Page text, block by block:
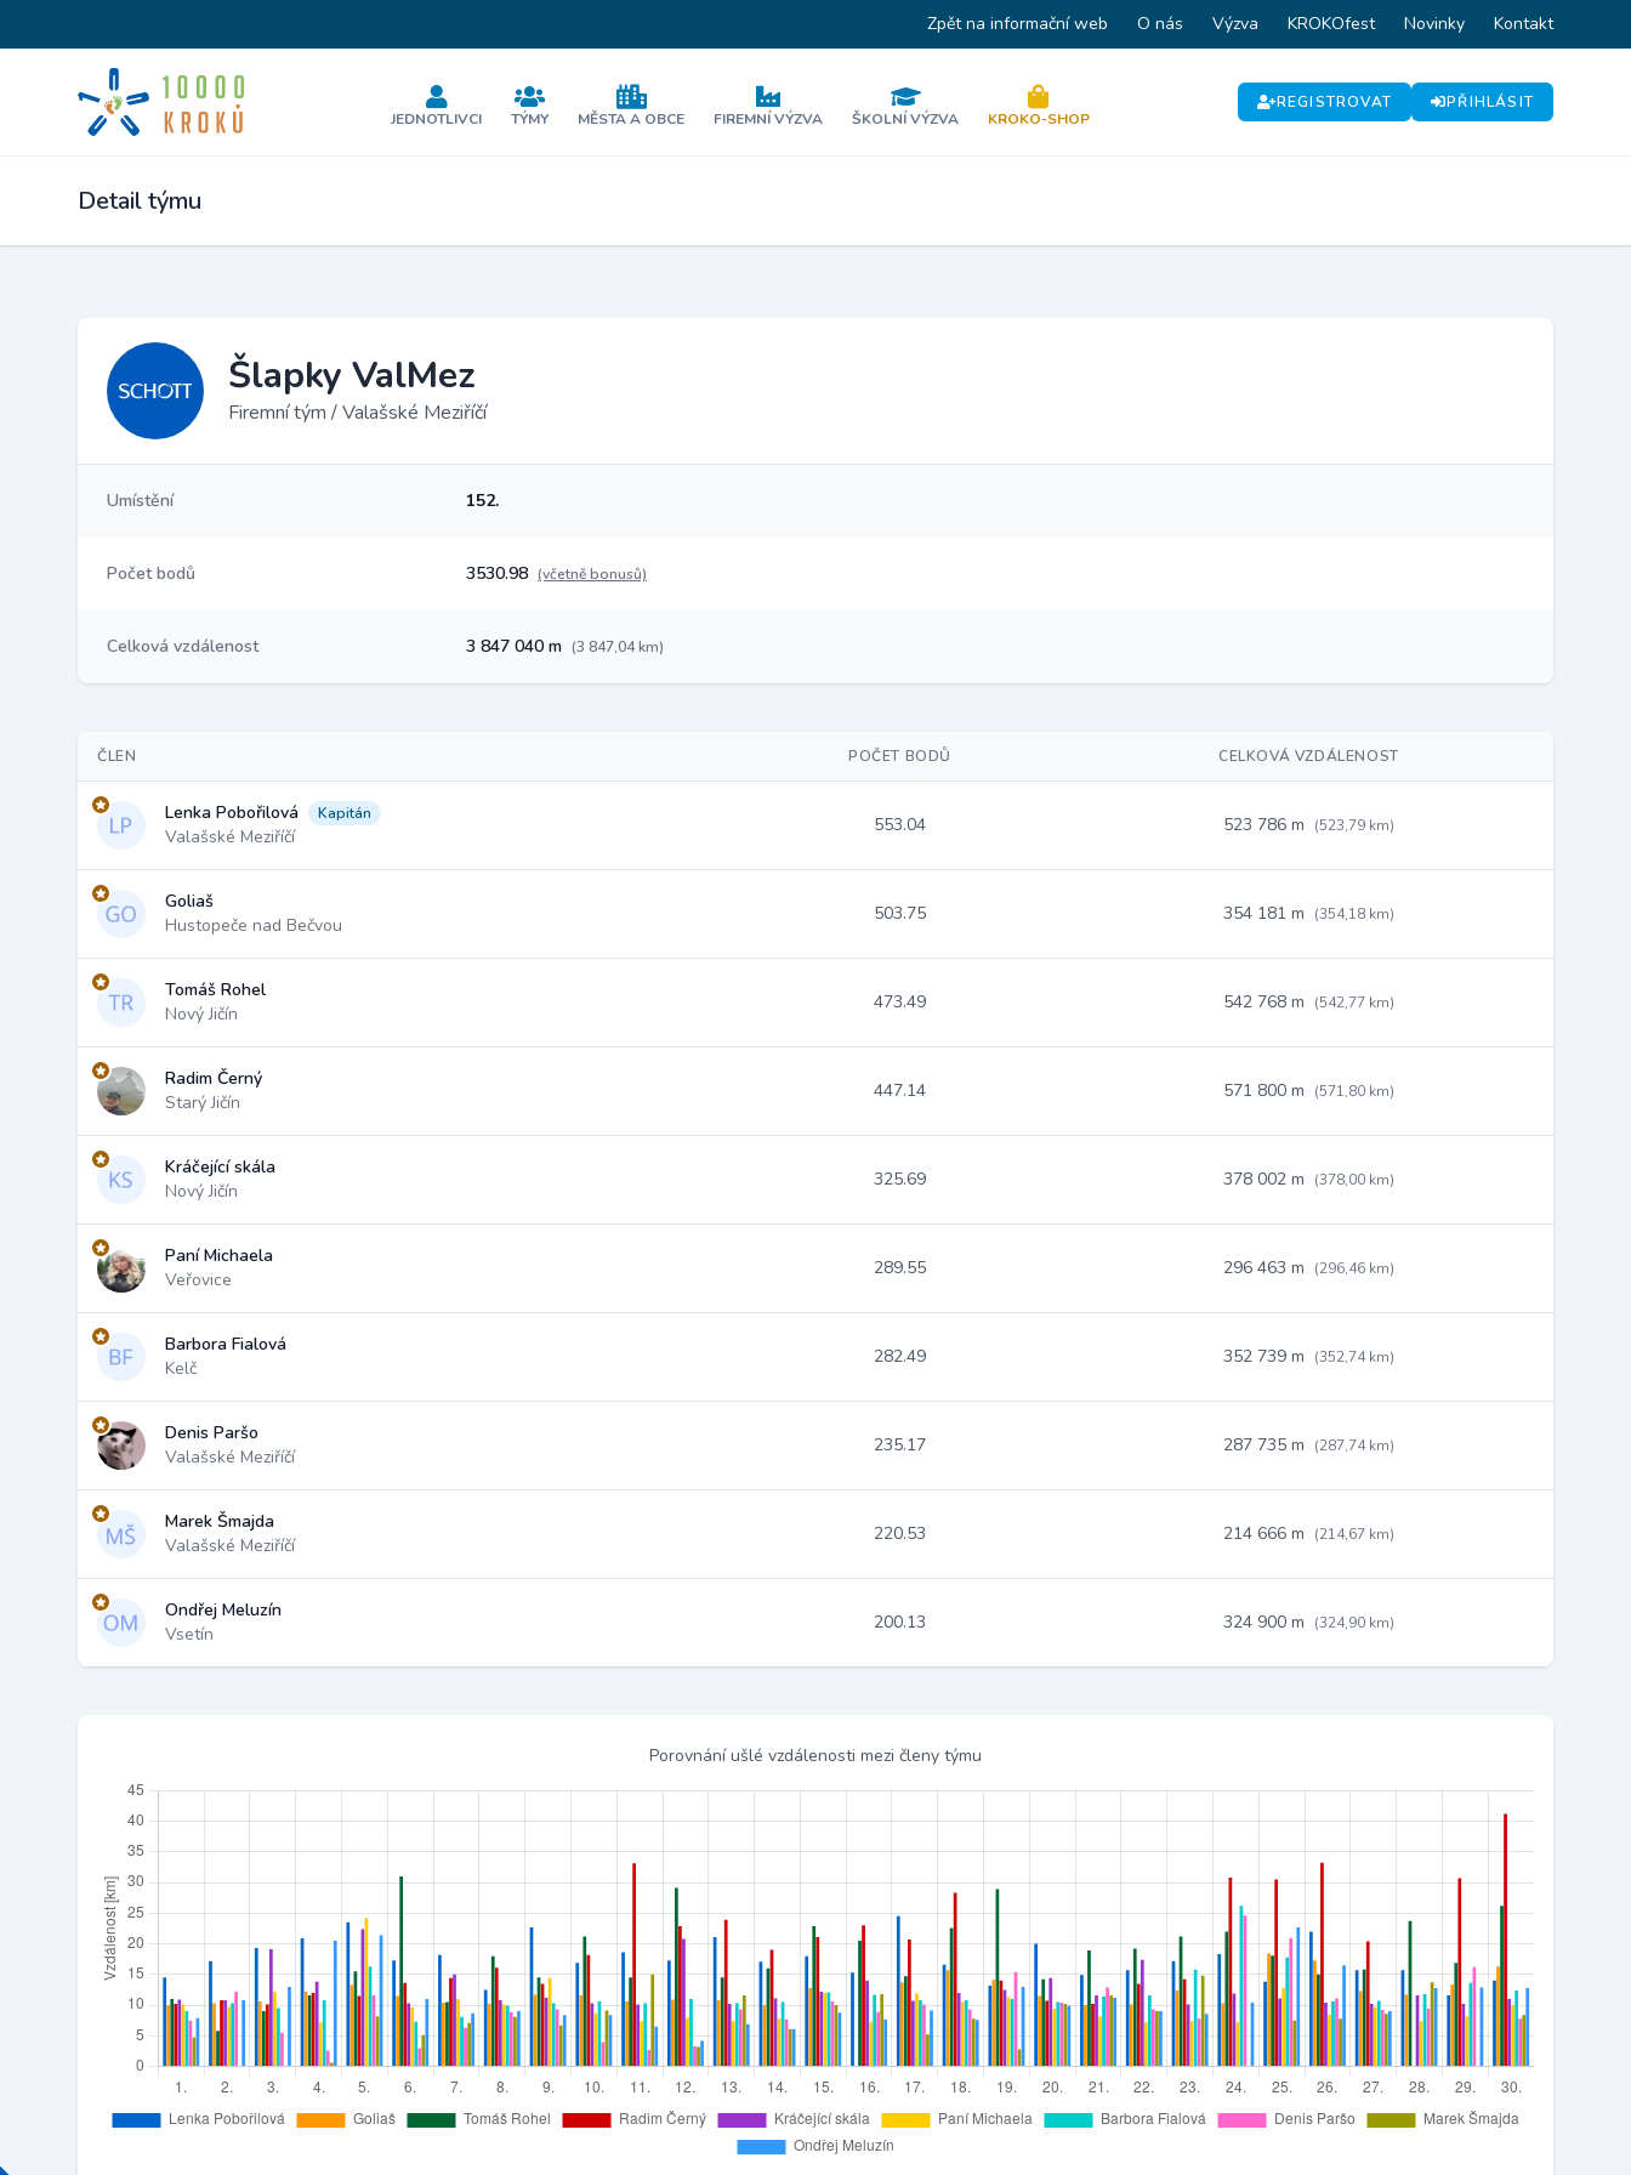
Zpět na informační web O nás Výzva KROKOfest Novinky Kontakt
JEDNOTLIVCI TÝMY MĚSTA A OBCE FIREMNÍ VÝZVA ŠKOLNÍ VÝZVA KROKO-SHOP
REGISTROVAT PŘIHLÁSIT
Detail týmu
Šlapky ValMez
Firemní tým / Valašské Meziříčí
Umístění 152.
Počet bodů 3530.98 (včetně bonusů)
Celková vzdálenost 3 847 040 m (3 847,04 km)
ČLEN POČET BODŮ CELKOVÁ VZDÁLENOST
Lenka Pobořilová Kapitán
Valašské Meziříčí
553.04 523 786 m (523,79 km)
Goliaš
Hustopeče nad Bečvou
503.75 354 181 m (354,18 km)
Tomáš Rohel
Nový Jičín
473.49 542 768 m (542,77 km)
Radim Černý
Starý Jičín
447.14 571 800 m (571,80 km)
Kráčející skála
Nový Jičín
325.69 378 002 m (378,00 km)
Paní Michaela
Veřovice
289.55 296 463 m (296,46 km)
Barbora Fialová
Kelč
282.49 352 739 m (352,74 km)
Denis Paršo
Valašské Meziříčí
235.17 287 735 m (287,74 km)
Marek Šmajda
Valašské Meziříčí
220.53 214 666 m (214,67 km)
Ondřej Meluzín
Vsetín
200.13 324 900 m (324,90 km)
Porovnání ušlé vzdálenosti mezi členy týmu